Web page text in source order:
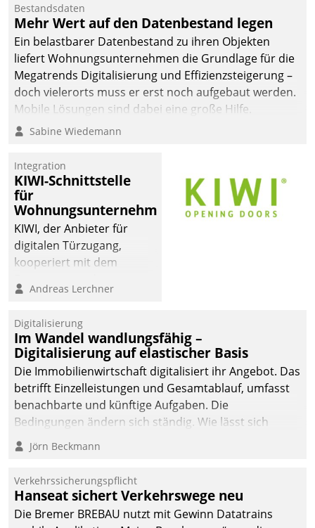
Datatrain. Die meravis
Wohnungsbau- und
Immobilien GmbH hat
sich dabei für den Betrieb
der Lösung über die SAP
Cloud Platform
entschieden - als erstes
Unternehmen am
Bestandsdaten
Mehr Wert auf den Datenbestand legen
Ein belastbarer Datenbestand zu ihren Objekten
liefert Wohnungsunternehmen die Grundlage für die
Megatrends Digitalisierung und Effizienzsteigerung –
doch vielerorts muss er erst noch aufgebaut werden.
Mobile Lösungen sind dabei eine große Hilfe.
Sabine Wiedemann
Integration
KIWI-Schnittstelle
für
Wohnungsunternehmen
KIWI, der Anbieter für
digitalen Türzugang,
kooperiert mit dem
Softwareentwicklungshaus
Andreas Lerchner
Digitalisierung
Im Wandel wandlungsfähig –
Digitalisierung auf elastischer Basis
Die Immobilienwirtschaft digitalisiert ihr Angebot. Das
betrifft Einzelleistungen und Gesamtablauf, umfasst
benachbarte und künftige Aufgaben. Die
Bedingungen ändern sich ständig. Wie lässt sich
technisch die Kontrolle wahren und zugleich Freiraum
fürs Wachsen öffnen?
Jörn Beckmann
Verkehrssicherungspflicht
Hanseat sichert Verkehrswege neu
Die Bremer BREBAU nutzt mit Gewinn Datatrains